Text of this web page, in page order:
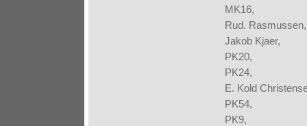
MK16,
Rud. Rasmussen,
Jakob Kjaer,
PK20,
PK24,
E. Kold
PK54,
PK9,